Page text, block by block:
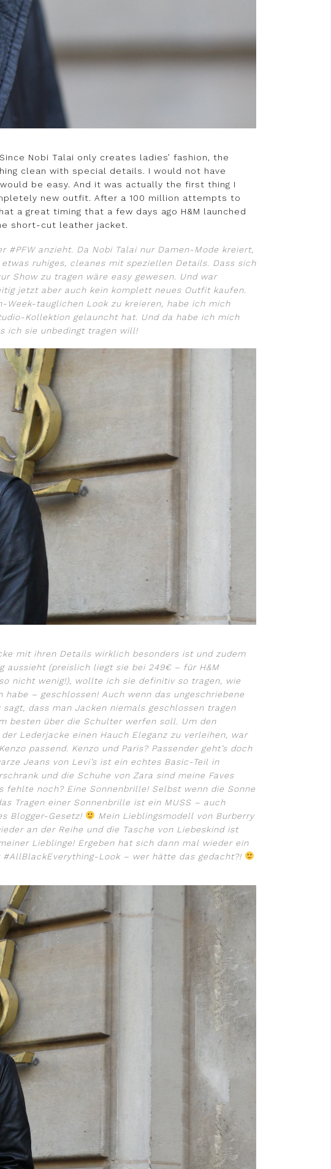
Nobi Talai only creates ladies’ fashion, the
clean with special details. I would not have
be easy. And it was actually the first thing I
new outfit. After a 100 million attempts to
a great timing that a few days ago H&M launched
short-cut leather jacket.
anzieht. Da Nobi Talai nur Damen-Mode kreiert,
ruhiges, cleanes mit speziellen Details. Dass sich
Show zu tragen wäre easy gewesen. Und war
jetzt aber auch kein komplett neues Outfit kaufen.
Week-tauglichen Look zu kreieren, habe ich mich
Kollektion gelauncht hat. Und da habe ich mich
ich sie unbedingt tragen will!
mit ihren Details wirklich besonders ist und zudem
aussieht (preislich liegt sie bei 249€ – für H&M
nicht wenig!), wollte ich sie definitiv so tragen, wie
habe – geschlossen! Auch wenn das ungeschriebene
sagt, dass man Jacken niemals geschlossen tragen
besten über die Schulter werfen soll. Um den
der Lederjacke einen Hauch Eleganz zu verleihen, war
passend. Kenzo und Paris? Passender geht’s doch
Jeans von Levi’s ist ein echtes Basic-Teil in
und die Schuhe von Zara sind meine Faves
fehlte noch? Eine Sonnenbrille! Selbst wenn die Sonne
Tragen einer Sonnenbrille ist ein MUSS – auch
Blogger-Gesetz!
Mein Lieblingsmodell von Burberry
an der Reihe und die Tasche von Liebeskind ist
Lieblinge! Ergeben hat sich dann mal wieder ein
Look – wer hätte das gedacht?!